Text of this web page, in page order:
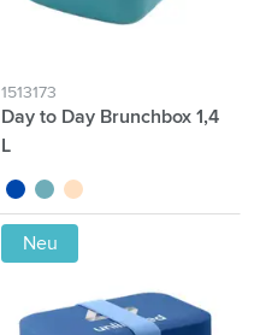
1513173
Day to Day Brunchbox 1,4
L
bleu cobalt
vert beige
Neu